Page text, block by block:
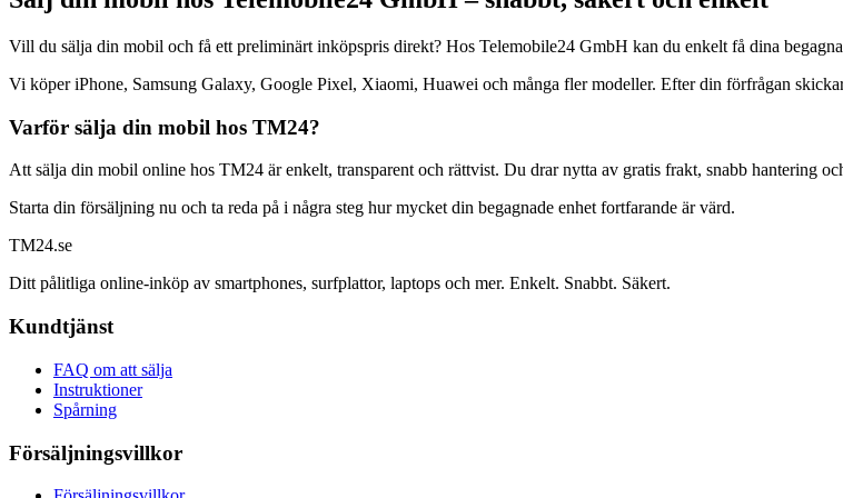
Vill du sälja din mobil och få ett preliminärt inköpspris direkt? Hos Telemobile24 GmbH kan du enkelt få dina
Vi köper iPhone, Samsung Galaxy, Google Pixel, Xiaomi, Huawei och många fler modeller. Efter din förfrågan
Varför sälja din mobil hos TM24?
Att sälja din mobil online hos TM24 är enkelt, transparent och rättvist. Du drar nytta av gratis frakt, snabb hantering
Starta din försäljning nu och ta reda på i några steg hur mycket din begagnade enhet fortfarande är värd.
TM24.se
Ditt pålitliga online-inköp av smartphones, surfplattor, laptops och mer. Enkelt. Snabbt. Säkert.
Kundtjänst
FAQ om att sälja
Instruktioner
Spårning
Försäljningsvillkor